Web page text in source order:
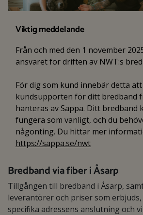
Viktig meddelande
Från och med den 1 november
ansvaret för driften av NWT:s
För dig som kund innebär detta
kundsupporten för ditt bredband
hanteras av Sappa. Ditt bredband
fungera som vanligt, och du
någonting. Du hittar mer
https://sappa.se/nwt
Bredband via fiber i Åsarp
Tillgången till bredband i Åsarp,
leverantörer och priser som
specifika adressens anslutning och